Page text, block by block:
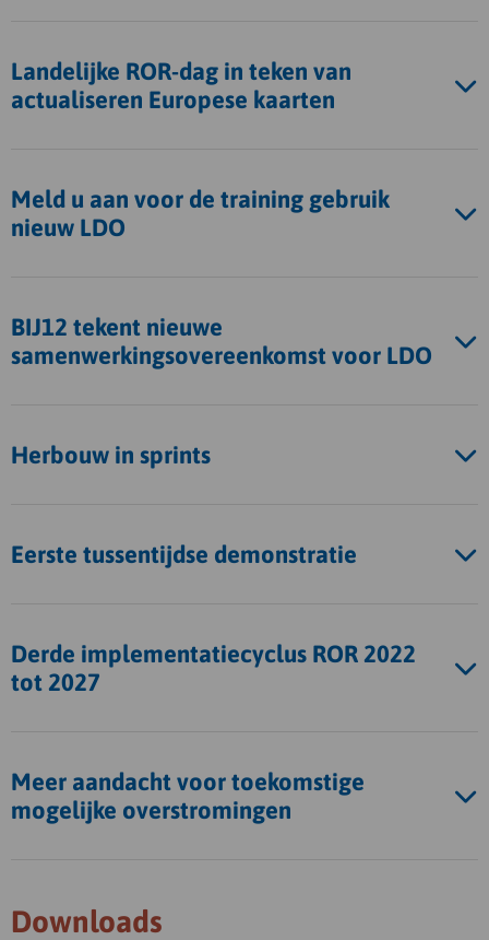
Landelijke ROR-dag in teken van
actualiseren Europese kaarten
Meld u aan voor de training gebruik
nieuw LDO
BIJ12 tekent nieuwe
samenwerkingsovereenkomst voor LDO
Herbouw in sprints
Eerste tussentijdse demonstratie
Derde implementatiecyclus ROR 2022
tot 2027
Meer aandacht voor toekomstige
mogelijke overstromingen
Downloads